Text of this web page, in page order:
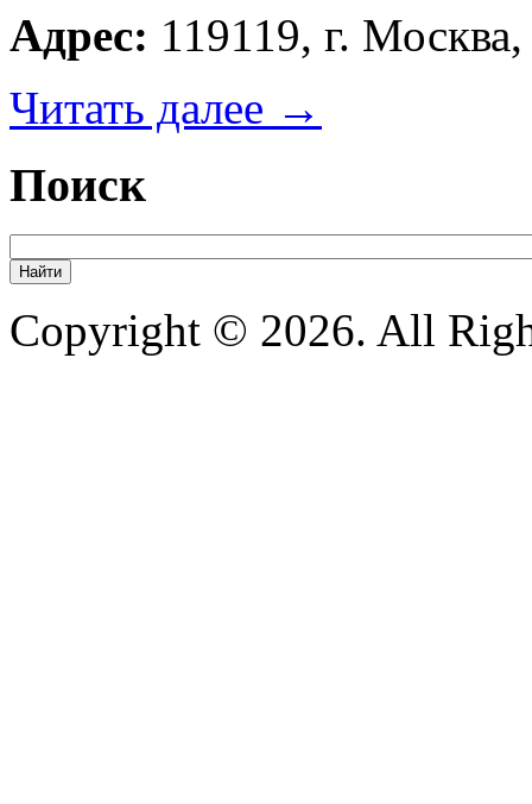
Адрес: 119119, г.
Читать далее →
Поиск
Copyright © 2026. All